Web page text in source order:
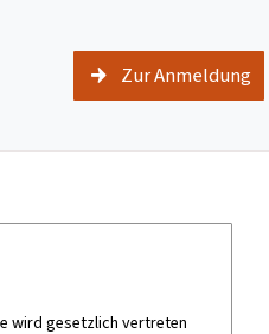
Zur Anmeldung
wird gesetzlich vertreten